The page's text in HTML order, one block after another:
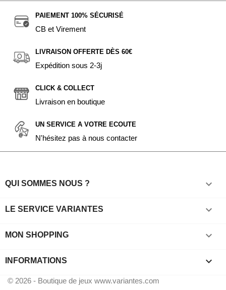
PAIEMENT 100% SÉCURISÉ
CB et Virement
LIVRAISON OFFERTE DÈS 60€
Expédition sous 2-3j
CLICK & COLLECT
Livraison en boutique
UN SERVICE A VOTRE ECOUTE
N'hésitez pas à nous contacter
QUI SOMMES NOUS ? 
LE SERVICE VARIANTES 
MON SHOPPING 
INFORMATIONS keyboard_arrow_down
© 2026 - Boutique de jeux www.variantes.com